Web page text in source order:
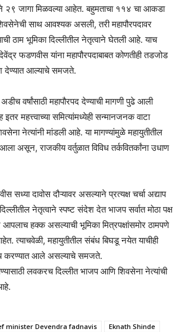
२९ जागा मिळवल्या आहेत. बहुमताचा ११४ चा आकडा
साथ आवश्यक असली, तरी महापौरपदावर
ठाम भूमिका दिल्लीतील नेतृत्वाने घेतली आहे. याच
फडणवीस यांना महापौरपदाबाबत कोणतीही तडजोड
देण्यात आल्याचे समजते.
वर्षांसाठी महापौरपद देण्याची मागणी पुढे आली
महत्त्वाच्या समित्यांमध्येही सन्मानजनक वाटा
नेत्यांनी मांडली आहे. या मागण्यांमुळे महायुतीतील
असून, राजकीय वर्तुळात विविध तर्कवितर्कांना उधाण
सध्या दावोस दौऱ्यावर असल्याने प्रत्यक्ष चर्चा अद्याप
नेतृत्वाने स्पष्ट संदेश देत भाजप सर्वात मोठा पक्ष
आपलाच हक्क असल्याची भूमिका मित्रपक्षांसमोर ठामपणे
त्याचवेळी, महायुतीतील संबंध बिघडू नयेत याचीही
करण्यात आले असल्याचे समजते.
लवकरच दिल्लीत भाजप आणि शिवसेना नेत्यांची
minister Devendra fadnavis
Eknath Shinde